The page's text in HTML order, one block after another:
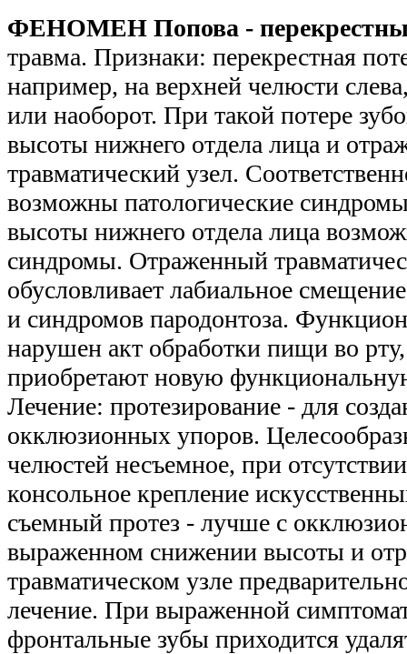
ФЕНОМЕН Попова -
травма. Признаки: перекрестная
например, на верхней челюсти
или наоборот. При такой потере
высоты нижнего отдела лица и
травматический узел.
возможны патологические
высоты нижнего отдела лица
синдромы. Отраженный
обусловливает лабиальное
и синдромов пародонтоза.
нарушен акт обработки пищи во
приобретают новую
Лечение: протезирование - для
окклюзионных упоров.
челюстей несъемное, при
консольное крепление
съемный протез - лучше с
выраженном снижении высоты и
травматическом узле
лечение. При выраженной
фронтальные зубы приходится